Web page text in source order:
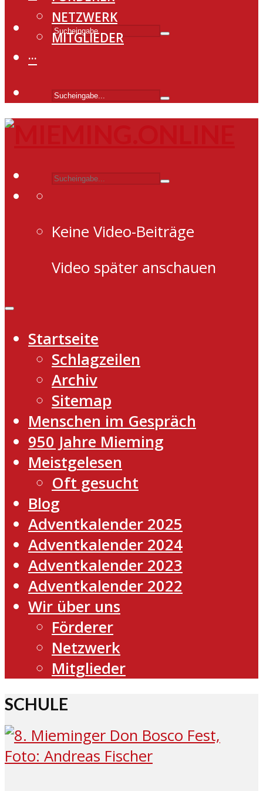
NETZWERK
MITGLIEDER
···
Keine Video-Beiträge
Video später anschauen
Startseite
Schlagzeilen
Archiv
Sitemap
Menschen im Gespräch
950 Jahre Mieming
Meistgelesen
Oft gesucht
Blog
Adventkalender 2025
Adventkalender 2024
Adventkalender 2023
Adventkalender 2022
Wir über uns
Förderer
Netzwerk
Mitglieder
SCHULE